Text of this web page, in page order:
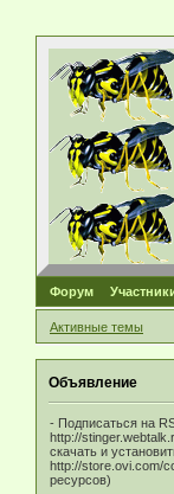
Форум
Активные темы
Объявление
- Подписаться на
http://
скачать и
http://store.ovi.com/
ресурсов)